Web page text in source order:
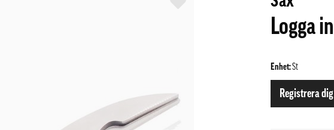
Logga
Enhet:St
Registrera dig